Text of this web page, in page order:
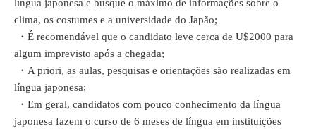
língua japonesa e busque o máximo de informações sobre o
clima, os costumes e a universidade do Japão;
・ É recomendável que o candidato leve cerca de U$2000 para
algum imprevisto após a chegada;
・ A priori, as aulas, pesquisas e orientações são realizadas em
língua japonesa;
・ Em geral, candidatos com pouco conhecimento da língua
japonesa fazem o curso de 6 meses de língua em instituições